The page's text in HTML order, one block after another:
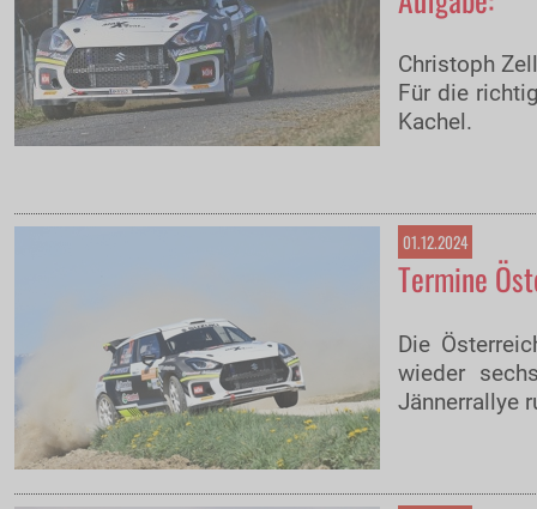
Christoph
Für die
Kachel.
01.12.2024
Termine
Die
wieder
Jännerrallye